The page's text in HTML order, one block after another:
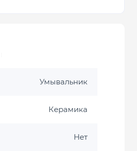
Умывальник
Керамика
Нет